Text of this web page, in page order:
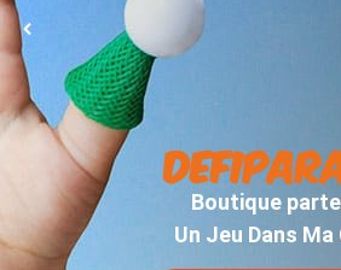
Boutique
Un Jeu Dans